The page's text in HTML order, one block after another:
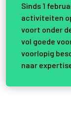
Sinds 1
activiteiten
voort onder
vol goede
voorlopig
naar